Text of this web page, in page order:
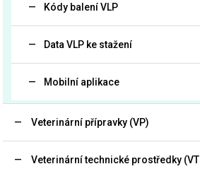
Kódy balení VLP
Data VLP ke stažení
Mobilní aplikace
Veterinární přípravky (VP)
Veterinární technické prostředky